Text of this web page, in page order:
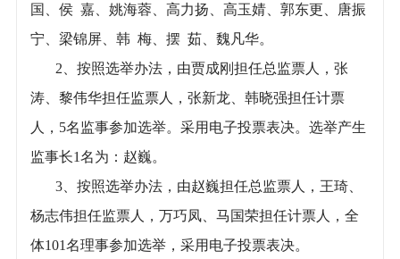
国、侯 嘉、姚海蓉、高力扬、高玉婧、郭东更、唐振
宁、梁锦屏、韩 梅、摆 茹、魏凡华。
2、按照选举办法，由贾成刚担任总监票人，张
涛、黎伟华担任监票人，张新龙、韩晓强担任计票
人，5名监事参加选举。采用电子投票表决。选举产生
监事长1名为：赵巍。
3、按照选举办法，由赵巍担任总监票人，王琦、
杨志伟担任监票人，万巧凤、马国荣担任计票人，全
体101名理事参加选举，采用电子投票表决。